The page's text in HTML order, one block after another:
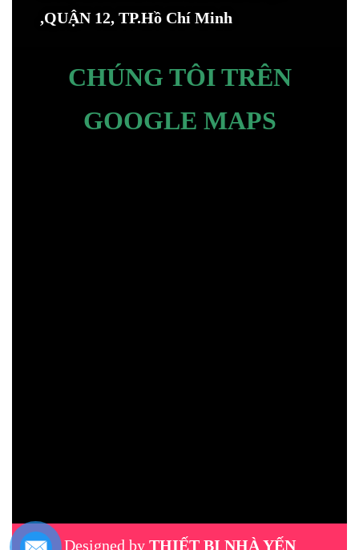
,QUẬN 12, TP.Hồ Chí Minh
CHÚNG TÔI TRÊN
GOOGLE MAPS
Designed by THIẾT BỊ NHÀ YẾN